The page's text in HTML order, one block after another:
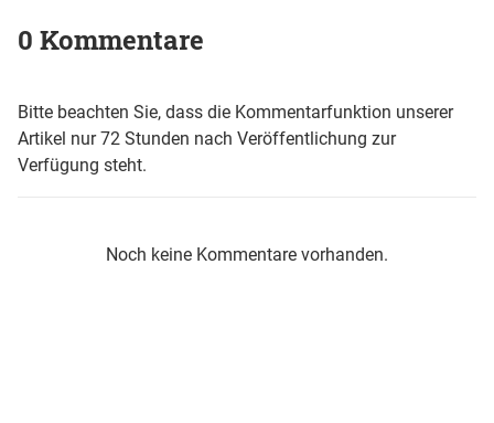
0 Kommentare
Bitte beachten Sie, dass die Kommentarfunktion unserer
Artikel nur 72 Stunden nach Veröffentlichung zur
Verfügung steht.
Noch keine Kommentare vorhanden.